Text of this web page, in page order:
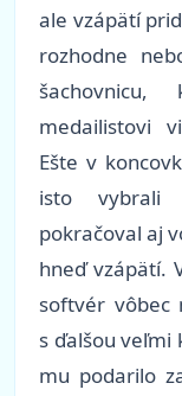
ale vzápätí
rozhodne
medailistovi
Ešte v
isto vybrali
pokračoval aj
hneď vzápätí.
softvér vôbec
s ďalšou veľmi
mu podarilo